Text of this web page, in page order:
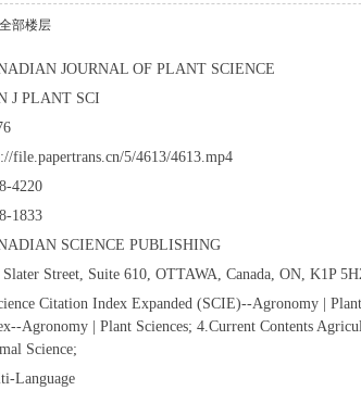
部楼层
JOURNAL OF PLANT SCIENCE
J PLANT SCI
file.papertrans.cn/5/4613/4613.mp4
4220
1833
SCIENCE PUBLISHING
Slater Street, Suite 610, OTTAWA, Canada, ON, K1P
Citation Index Expanded (SCIE)--Agronomy |
Agronomy | Plant Sciences; 4.Current Contents
Science;
Language